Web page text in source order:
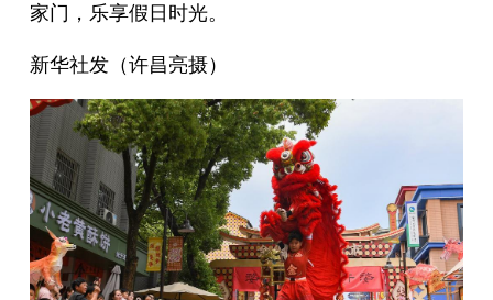
家门，乐享假日时光。
新华社发（许昌亮摄）